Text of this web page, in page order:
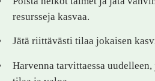
resursseja kasvaa.
Jätä riittävästi tilaa jokaisen
Harvenna tarvittaessa